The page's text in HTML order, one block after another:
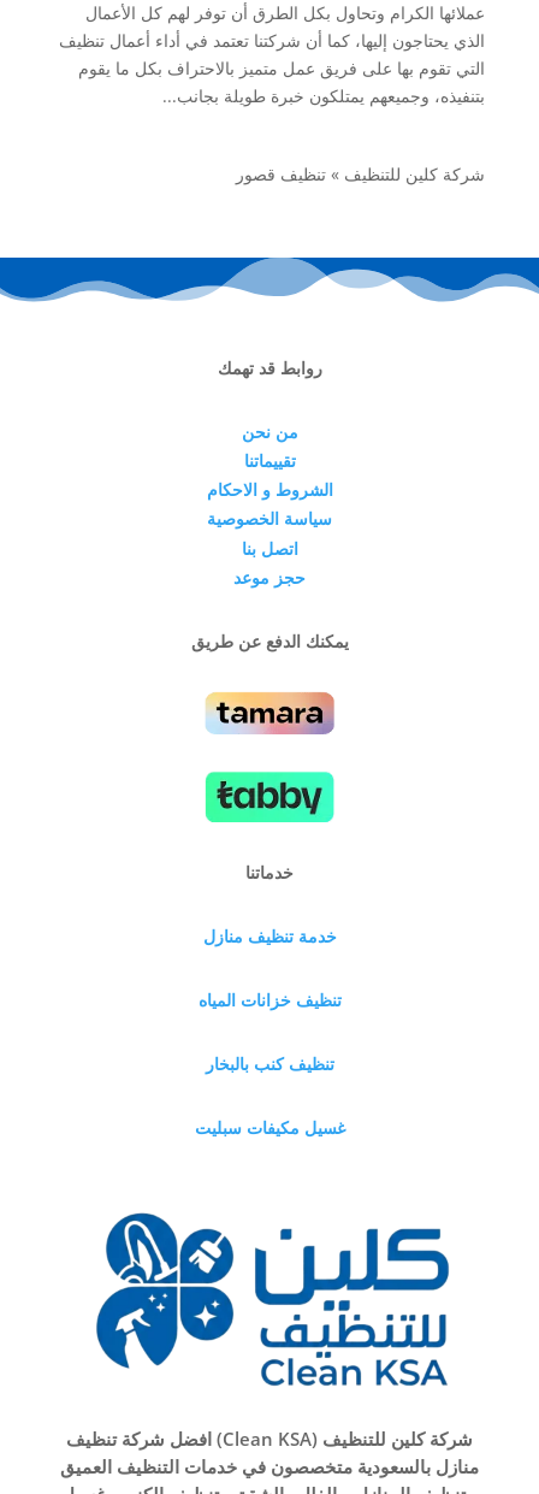
عملائها الكرام وتحاول بكل الطرق أن توفر لهم كل الأعمال
الذي يحتاجون إليها، كما أن شركتنا تعتمد في أداء أعمال تنظيف
التي تقوم بها على فريق عمل متميز بالاحتراف بكل ما يقوم
بتنفيذه، وجميعهم يمتلكون خبرة طويلة بجانب...
شركة كلين للتنظيف » تنظيف قصور
روابط قد تهمك
من نحن
تقييماتنا
الشروط و الاحكام
سياسة الخصوصية
اتصل بنا
حجز موعد
يمكنك الدفع عن طريق
خدماتنا
خدمة تنظيف منازل
تنظيف خزانات المياه
تنظيف كنب بالبخار
غسيل مكيفات سبليت
شركة كلين للتنظيف (Clean KSA) افضل شركة تنظيف
منازل بالسعودية متخصصون في خدمات التنظيف العميق